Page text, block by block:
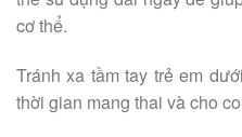
cơ thể.
Tránh xa tầm tay trẻ em
thời gian mang thai và cho